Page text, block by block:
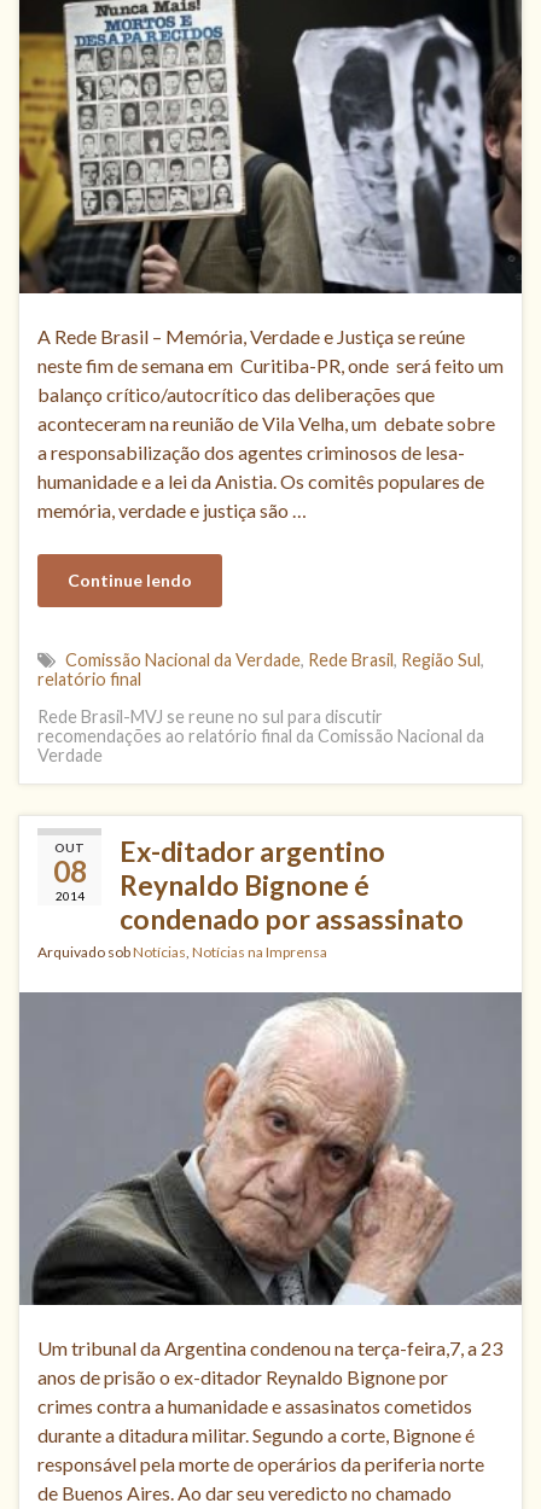
A Rede Brasil – Memória, Verdade e Justiça se reúne
neste fim de semana em Curitiba-PR, onde será feito um
balanço crítico/autocrítico das deliberações que
aconteceram na reunião de Vila Velha, um debate sobre
a responsabilização dos agentes criminosos de lesa-
humanidade e a lei da Anistia. Os comitês populares de
memória, verdade e justiça são …
Continue lendo
Comissão Nacional da Verdade, Rede Brasil, Região Sul,
relatório final
Rede Brasil-MVJ se reune no sul para discutir
recomendações ao relatório final da Comissão Nacional da
Verdade
OUT
08
2014
Ex-ditador argentino
Reynaldo Bignone é
condenado por assassinato
Arquivado sobNotícias, Notícias na Imprensa
Um tribunal da Argentina condenou na terça-feira,7, a 23
anos de prisão o ex-ditador Reynaldo Bignone por
crimes contra a humanidade e assasinatos cometidos
durante a ditadura militar. Segundo a corte, Bignone é
responsável pela morte de operários da periferia norte
de Buenos Aires. Ao dar seu veredicto no chamado